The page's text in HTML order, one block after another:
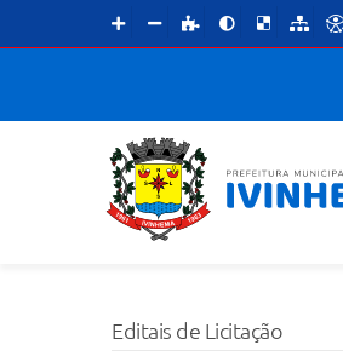
Editais de Licitação